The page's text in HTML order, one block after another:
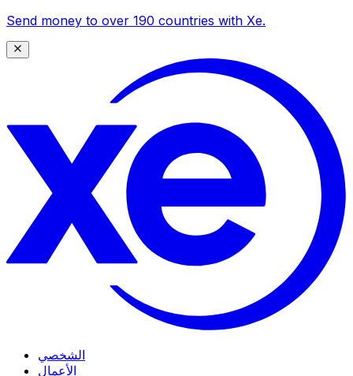
Send money to over 190 countries with Xe.
الشخصي
الأعمال